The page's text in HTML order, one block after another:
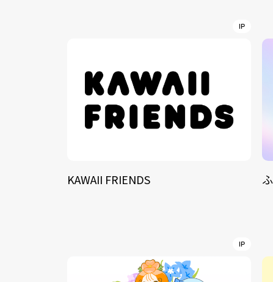
IP
KAWAII FRIENDS
IP
TALENT
SOLUTION
BRAND
COMPANY PROFILE